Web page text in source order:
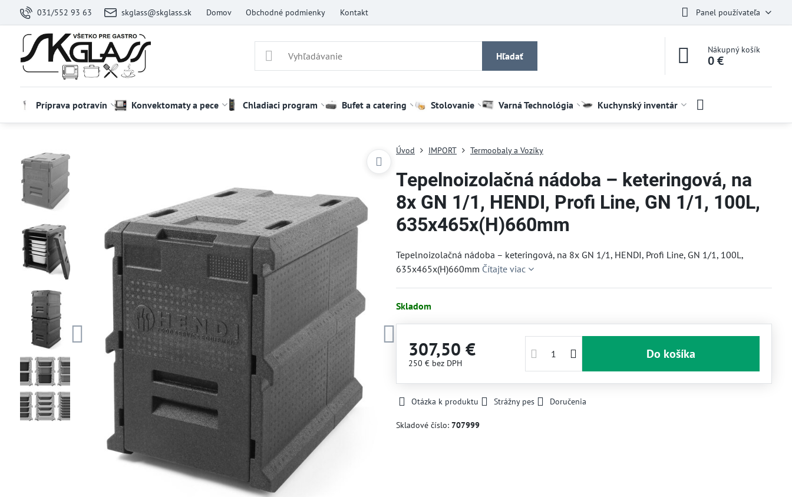
031/552 93 63 skglass@skglass.sk Domov Obchodné podmienky Kontakt Panel používateľa
Hľadať
Nákupný košík
0 €
Príprava potravín Konvektomaty a pece Chladiaci program Bufet a catering Stolovanie Varná Technológia Kuchynský inventár
Úvod IMPORT Termoobaly a Vozíky
Tepelnoizolačná nádoba – keteringová, na
8x GN 1/1, HENDI, Profi Line, GN 1/1, 100L,
635x465x(H)660mm
Tepelnoizolačná nádoba – keteringová, na 8x GN 1/1, HENDI, Profi Line, GN 1/1, 100L,
635x465x(H)660mm Čítajte viac
Skladom
307,50 €
250 € bez DPH
Do košíka
Otázka k produktu Strážny pes Doručenia
Skladové číslo: 707999